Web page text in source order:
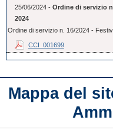
25/06/2024 - Ordine di servizio
2024
Ordine di servizio n. 16/2024 -
CCI_001699
Mappa del